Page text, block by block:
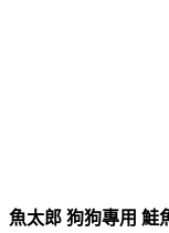
魚太郎 狗狗專用 鮭